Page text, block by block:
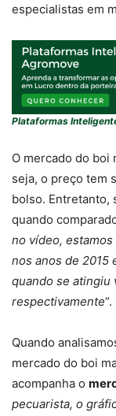
especialistas em
Plataformas
O mercado do boi
seja, o preço tem
bolso. Entretanto,
quando
no vídeo,
nos anos de 2015
quando se atingiu
respectivamente“.
Quando
mercado do boi
acompanha o
pecuarista, o